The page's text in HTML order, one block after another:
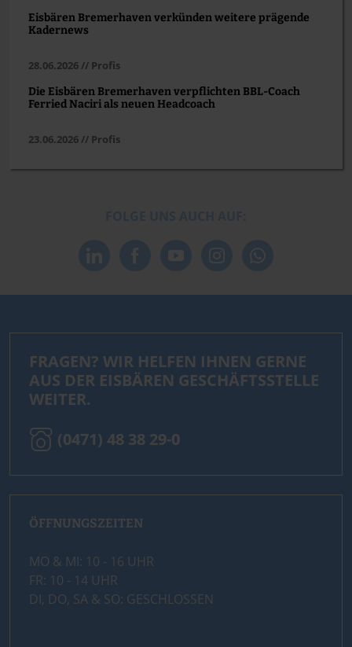
Eisbären Bremerhaven verkünden weitere prägende
Kadernews
28.06.2026 // Profis
Die Eisbären Bremerhaven verpflichten BBL-Coach
Ferried Naciri als neuen Headcoach
23.06.2026 // Profis
FRAGEN? WIR HELFEN IHNEN GERNE
AUS DER EISBÄREN GESCHÄFTSSTELLE
WEITER.
(0471) 48 38 29-0
ÖFFNUNGSZEITEN
MO & MI: 10 - 16 UHR
FR: 10 - 14 UHR
DI, DO, SA & SO: GESCHLOSSEN